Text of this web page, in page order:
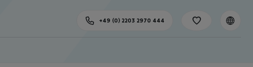
+49 (0) 2203 2970 444